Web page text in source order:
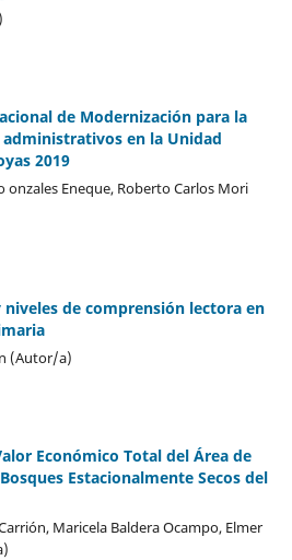
de Modernización para la
en la Unidad
2019
onzales Eneque, Roberto Carlos Mori
niveles de comprensión lectora en
(Autor/a)
Económico Total del Área de
Estacionalmente Secos del
Maricela Baldera Ocampo, Elmer